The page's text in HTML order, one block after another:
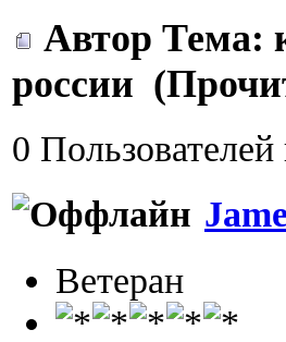
Автор Тема:
россии
0
Ветеран